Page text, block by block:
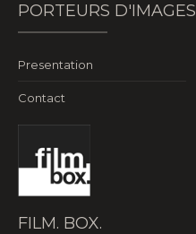
PORTEURS D'IMAGES
Presentation
Contact
FILM. BOX.